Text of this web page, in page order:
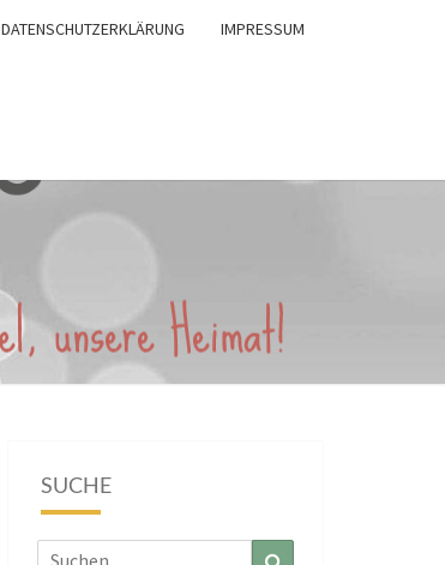
DATENSCHUTZERKLÄRUNG IMPRESSUM
SUCHE
Suchen